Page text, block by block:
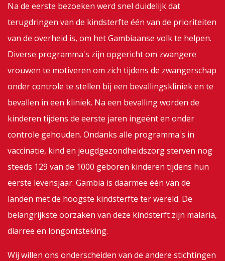
Na de eerste bezoeken werd snel duidelijk dat
terugdringen van de kindsterfte één van de prioriteiten
van de overheid is, om het Gambiaanse volk te helpen.
Diverse programma's zijn opgericht om zwangere
vrouwen te motiveren om zich tijdens de zwangerschap
onder controle te stellen bij een bevallingskliniek en te
bevallen in een kliniek. Na een bevalling worden de
kinderen tijdens de eerste jaren ingeënt en onder
controle gehouden. Ondanks alle programma's in
vaccinatie, kind en jeugdgezondheidszorg sterven nog
steeds 129 van de 1000 geboren kinderen tijdens hun
eerste levensjaar. Gambia is daarmee één van de
landen met de hoogste kindsterfte ter wereld. De
belangrijkste oorzaken van deze kindsterft zijn malaria,
diarree en longontsteking.
Wij willen ons onderscheiden van de andere stichtingen